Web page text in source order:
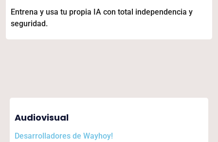
Entrena y usa tu propia IA con total independencia y
seguridad.
Audiovisual
Desarrolladores de Wayhoy!